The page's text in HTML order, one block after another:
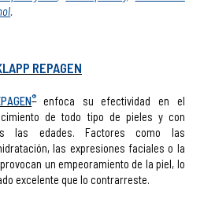
.
REPAGEN
®
enfoca su efectividad en el
de todo tipo de pieles y con
las edades. Factores como las
las expresiones faciales o la
un empeoramiento de la piel, lo
excelente que lo contrarreste.